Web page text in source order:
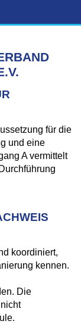
für die
und eine
A vermittelt
koordiniert,
kennen.
Die